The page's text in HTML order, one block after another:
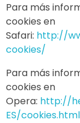
Para más
cookies en
Safari: http://
cookies/
Para más
cookies en
Opera: http://
ES/cookies.html